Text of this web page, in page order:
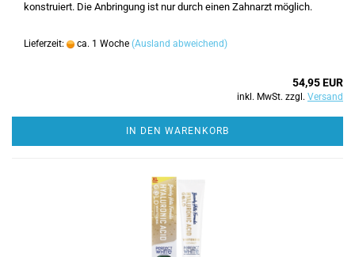
konstruiert. Die Anbringung ist nur durch einen Zahnarzt möglich.
Lieferzeit: ca. 1 Woche (Ausland abweichend)
54,95 EUR
inkl. MwSt. zzgl. Versand
IN DEN WARENKORB